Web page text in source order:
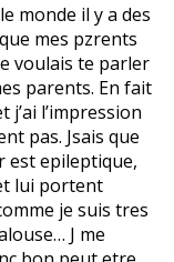
monde il y a des
mes pzrents
voulais te parler
parents. En fait
j’ai l’impression
pas. Jsais que
est epileptique,
lui portent
je suis tres
J me